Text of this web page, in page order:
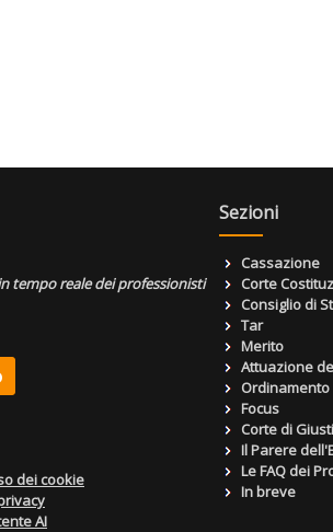
tempo reale dei professionisti
dei cookie
AI
Sezioni
Cassazione
Corte
Consiglio di
Tar
Merito
Attuazione
Focus
Corte di
Il Parere
Le FAQ dei
In breve